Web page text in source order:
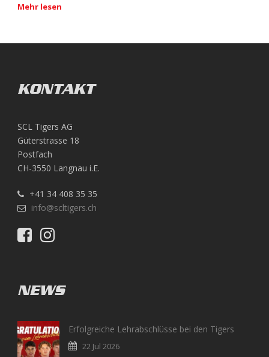
Mehr lesen
KONTAKT
SCL Tigers AG
Güterstrasse 18
Postfach
CH-3550 Langnau i.E.
+41 34 408 35 35
info@scltigers.ch
NEWS
Erfolgreiche Lehrabschlüsse bei den Tigers
22 Jul 2026